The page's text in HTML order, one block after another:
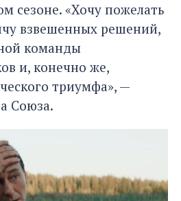
сезоне. «Хочу пожелать
взвешенных решений,
команды
и, конечно же,
триумфа», —
Союза.